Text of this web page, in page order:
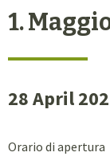
1.
28 April
Orario di apertura